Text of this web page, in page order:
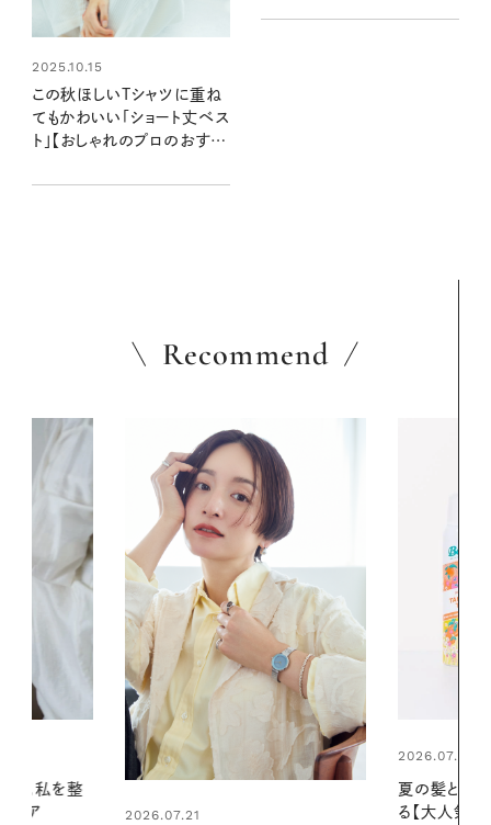
2025.10.15
この秋ほしいTシャツに重ね
てもかわいい「ショート丈ベス
ト」【おしゃれのプロのおすす
ック
Recommend
2026.07.24
る【大人気のドライシャンプー】 この
2026.06.01
お出かけ前
の一日。汗ば